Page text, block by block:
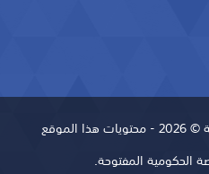
جامعة التقنية والعلوم التطبيقية © 2026 - محتويات هذا الموقع
الحكومية المفتوحة.